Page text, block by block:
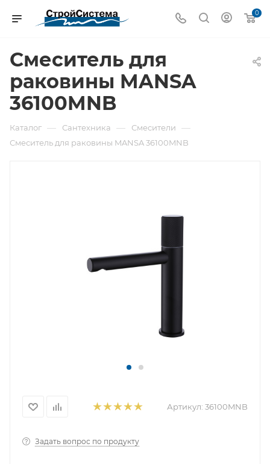
0
Смеситель для
раковины MANSA
36100MNB
Каталог — Сантехника — Смесители —
Смеситель для раковины MANSA 36100MNB
Артикул: 36100MNB
Задать вопрос по продукту